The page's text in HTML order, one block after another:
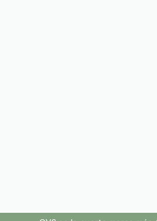
footer.ariatitle